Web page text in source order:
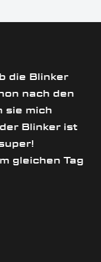
die Blinker
nach den
sie mich
Blinker ist
gleichen Tag